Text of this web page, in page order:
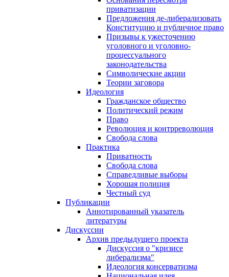
приватизации
Предложения де-либерализовать
Конституцию и публичное право
Призывы к ужесточению
уголовного и уголовно-
процессуального
законодательства
Символические акции
Теории заговора
Идеология
Гражданское общество
Политический режим
Право
Революция и контрреволюция
Свобода слова
Практика
Приватность
Свобода слова
Справедливые выборы
Хорошая полиция
Честный суд
Публикации
Аннотированный указатель
литературы
Дискуссии
Архив предыдущего проекта
Дискуссия о "кризисе
либерализма"
Идеология консерватизма